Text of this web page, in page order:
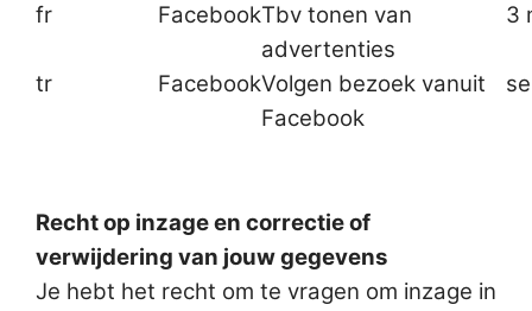
fr FacebookTbv tonen van
advertenties
3
tr FacebookVolgen bezoek vanuit
Facebook
Recht op inzage en correctie of
verwijdering van jouw gegevens
Je hebt het recht om te vragen om inzage in